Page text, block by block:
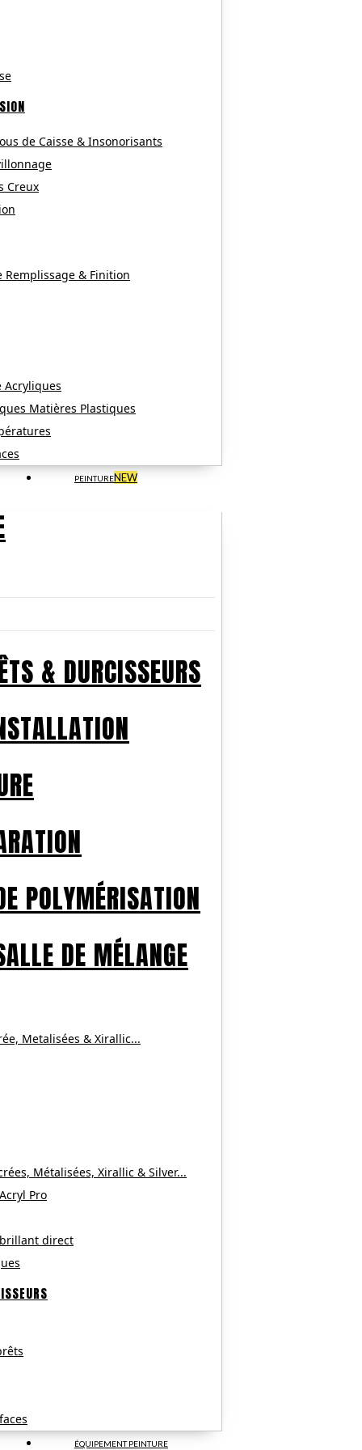
de Caisse & Insonorisants
Creux
Remplissage & Finition
Acryliques
Matières Plastiques
PEINTURENEW
& DURCISSEURS​
POLYMÉRISATION
DE MÉLANGE
Metalisées & Xirallic...
Métalisées, Xirallic & Silver...
Pro
direct
ÉQUIPEMENT PEINTURE